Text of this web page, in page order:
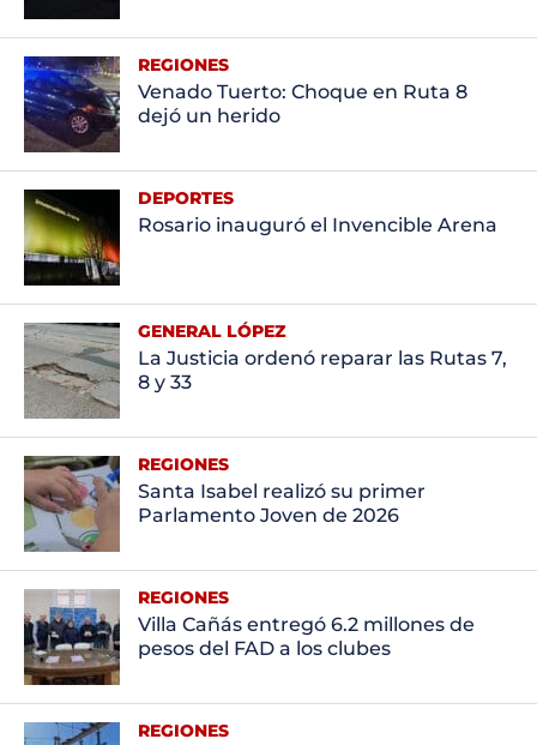
REGIONES
Venado Tuerto: Choque en Ruta 8
dejó un herido
DEPORTES
Rosario inauguró el Invencible Arena
GENERAL LÓPEZ
La Justicia ordenó reparar las Rutas 7,
8 y 33
REGIONES
Santa Isabel realizó su primer
Parlamento Joven de 2026
REGIONES
Villa Cañás entregó 6.2 millones de
pesos del FAD a los clubes
REGIONES